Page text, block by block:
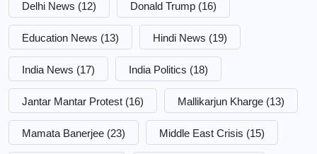
Delhi News (12) Donald Trump (16)
Education News (13) Hindi News (19)
India News (17) India Politics (18)
Jantar Mantar Protest (16) Mallikarjun Kharge (13)
Mamata Banerjee (23) Middle East Crisis (15)